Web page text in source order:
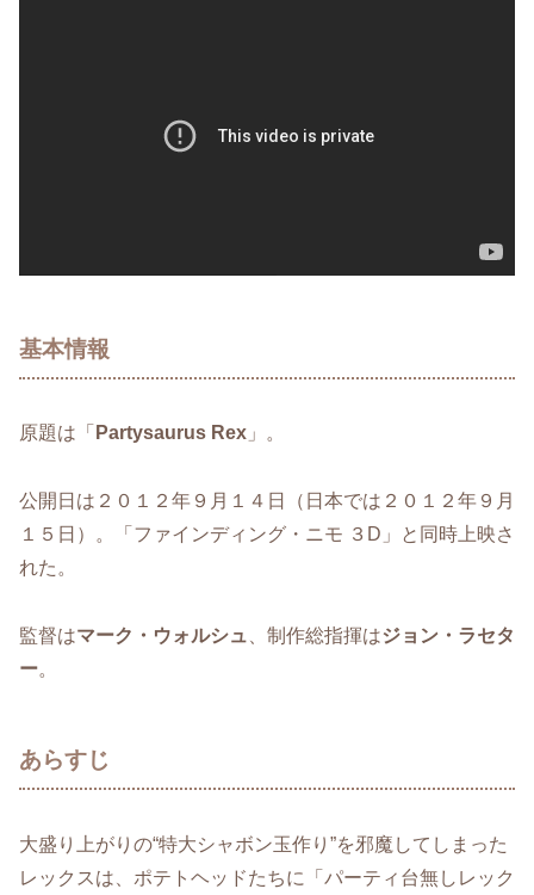
基本情報
原題は「 Partysaurus Rex 」。
公開日は２０１２年９月１４日（日本では２０１２年９月
１５日）。「ファインディング・ニモ ３D」と同時上映さ
れた。
監督はマーク・ウォルシュ 、制作総指揮はジョン・ラセタ
ー。
あらすじ
大盛り上がりの“特大シャボン玉作り”を邪魔してしまった
レックスは、ポテトヘッドたちに「パーティ台無しレック